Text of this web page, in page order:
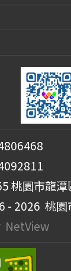
桃園市龍
- 2026 桃園
NetView